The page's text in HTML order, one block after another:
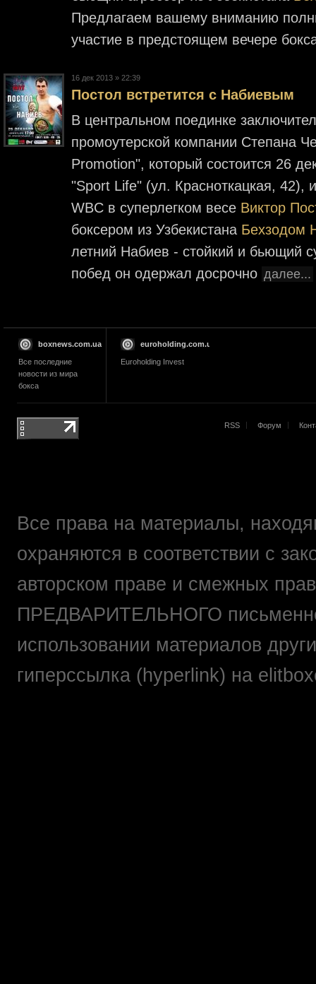
Предлагаем вашему вниманию
участие в предстоящем вечере
16 дек 2013 » 22:39
Постол встретится с Набиевым
В центральном поединке
промоутерской компании Степана
Promotion", который состоится 26
"Sport Life" (ул. Красноткацкая, 42),
WBC в суперлегком весе Виктор
боксером из Узбекистана Бехзодом
летний Набиев - стойкий и бьющий
побед он одержал досрочно далее...
boxnews.com.ua
Все последние
новости из мира
бокса
euroholding.com.ua
Euroholding Invest
RSS Форум
Все права на материалы,
охраняются в соответствии с
авторском праве и смежных
ПРЕДВАРИТЕЛЬНОГО
использовании материалов
гиперссылка (hyperlink) на